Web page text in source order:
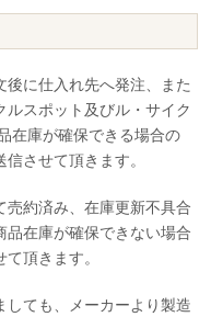
に仕入れ先へ発注、また
スポット及びル・サイク
在庫が確保できる場合の
させて頂きます。
約済み、在庫更新不具合
品在庫が確保できない場合
頂きます。
しても、メーカーより製造